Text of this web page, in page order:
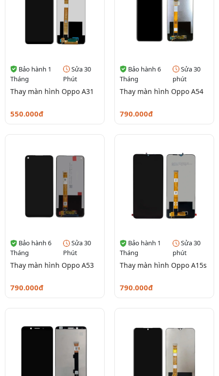
Bảo hành 1
Tháng
Sửa 30
Phút
Thay màn hình Oppo A31
550.000đ
Bảo hành 6
Tháng
Sửa 30
phút
Thay màn hình Oppo A54
790.000đ
Bảo hành 6
Tháng
Sửa 30
Phút
Thay màn hình Oppo A53
790.000đ
Bảo hành 1
Tháng
Sửa 30
phút
Thay màn hình Oppo A15s
790.000đ